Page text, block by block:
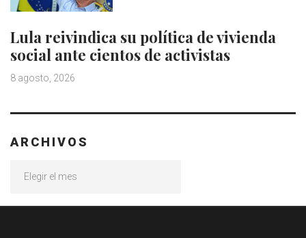
Lula reivindica su política de vivienda
social ante cientos de activistas
8 agosto, 2026
ARCHIVOS